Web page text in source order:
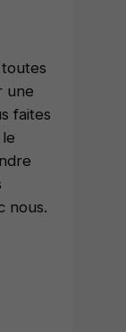
une
faites
nous.